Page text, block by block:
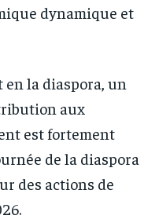
dynamique et
en la diaspora, un
aux
est fortement
de la diaspora
des actions de